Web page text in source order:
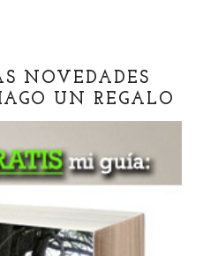
NOVEDADES
UN REGALO